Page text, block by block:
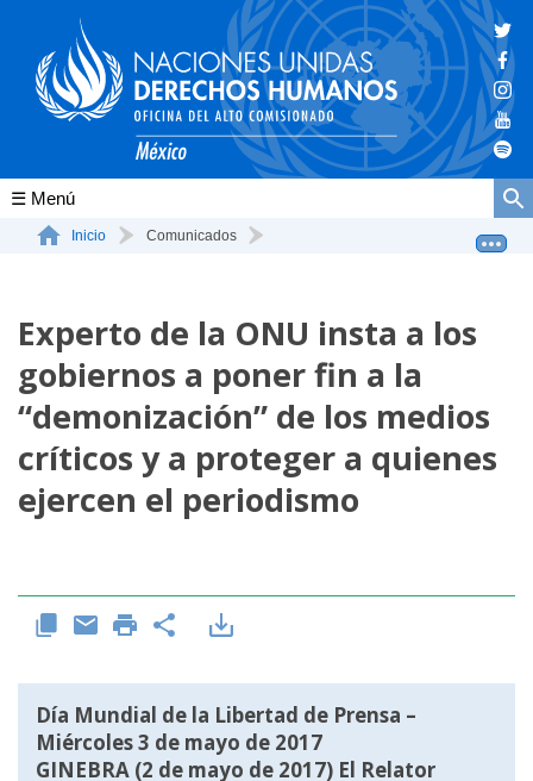
Conócenos
La ONU-DH en México
Vacantes ONU-DH México
ONU-DH en el tiempo
Inicio Comunicados
Experto de la ONU insta a los
gobiernos a poner fin a la
“demonización” de los medios
críticos y a proteger a quienes
ejercen el periodismo
Día Mundial de la Libertad de Prensa –
Miércoles 3 de mayo de 2017
GINEBRA (2 de mayo de 2017) El Relator